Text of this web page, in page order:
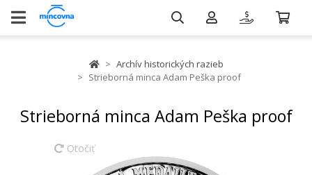
Archív historických razieb
Strieborná minca Adam Peška proof
Strieborná minca Adam Peška proof
Otočiť